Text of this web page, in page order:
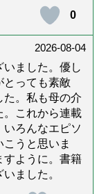
0
2026-08-04
ました。優し
とっても素敵
た。私も母の介
。これから連載
ろんなエピソ
うと思いま
すように。書籍
ました。